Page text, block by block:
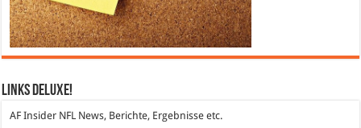
Links DeLuXe!
AF Insider NFL News, Berichte, Ergebnisse etc.